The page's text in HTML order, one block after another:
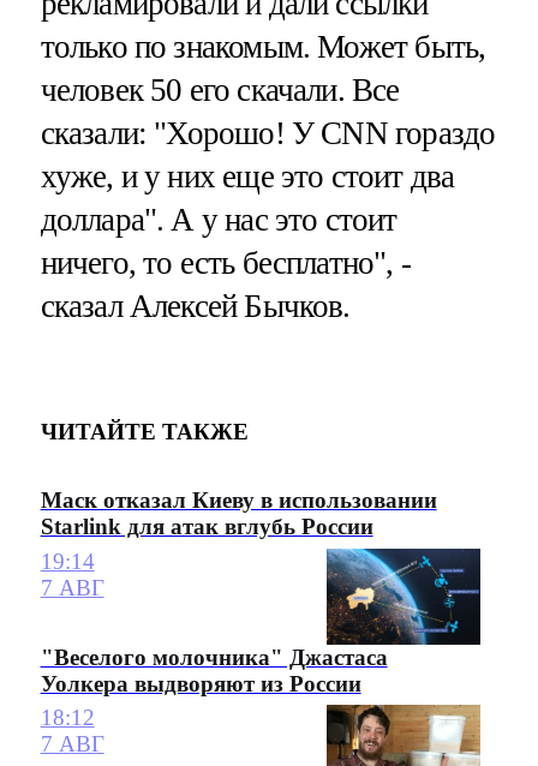
только по знакомым. Может быть,
человек 50 его скачали. Все
сказали: "Хорошо! У CNN гораздо
хуже, и у них еще это стоит два
доллара". А у нас это стоит
ничего, то есть бесплатно", -
сказал Алексей Бычков.
ЧИТАЙТЕ ТАКЖЕ
Маск отказал Киеву в использовании
Starlink для атак вглубь России
19:14
7 АВГ
"Веселого молочника" Джастаса
Уолкера выдворяют из России
18:12
7 АВГ